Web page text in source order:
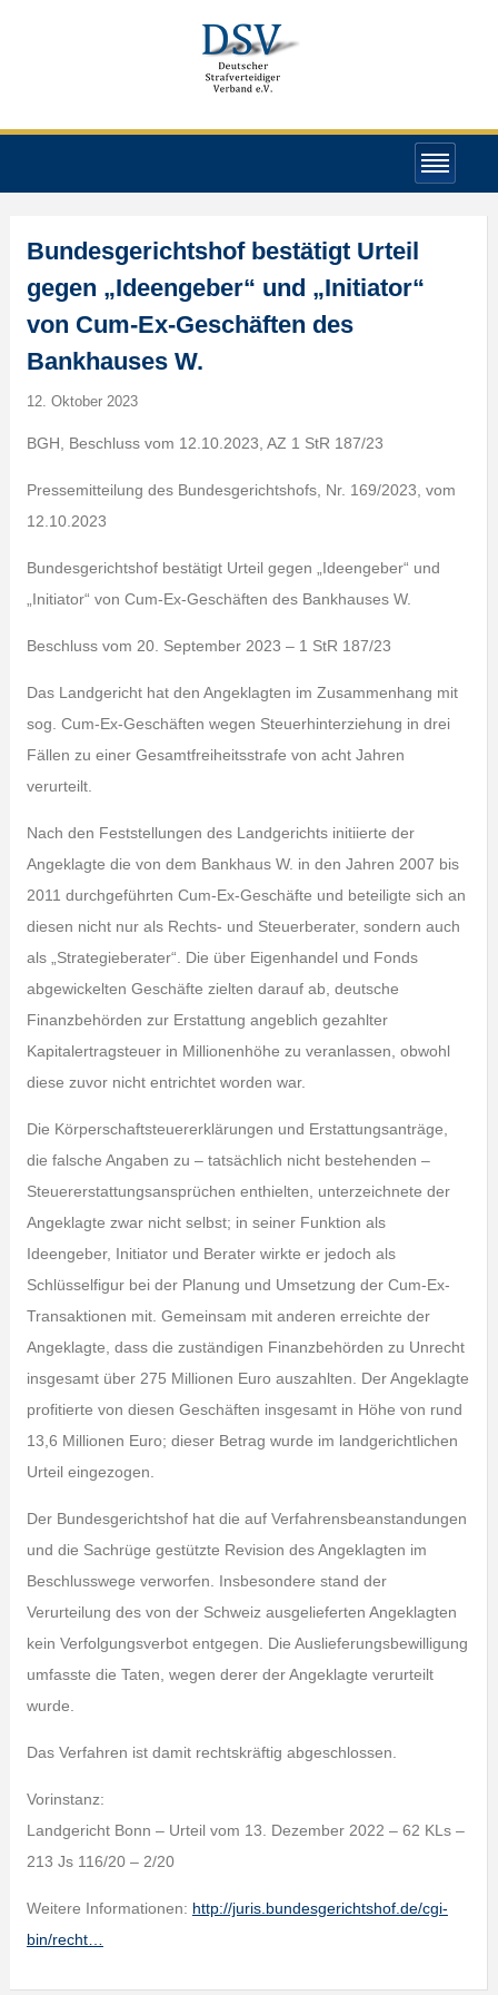
Bundesgerichtshof bestätigt Urteil
gegen „Ideengeber“ und „Initiator“
von Cum-Ex-Geschäften des
Bankhauses W.
12. Oktober 2023
BGH, Beschluss vom 12.10.2023, AZ 1 StR 187/23
Pressemitteilung des Bundesgerichtshofs, Nr. 169/2023, vom
12.10.2023
Bundesgerichtshof bestätigt Urteil gegen „Ideengeber“ und
„Initiator“ von Cum-Ex-Geschäften des Bankhauses W.
Beschluss vom 20. September 2023 – 1 StR 187/23
Das Landgericht hat den Angeklagten im Zusammenhang mit
sog. Cum-Ex-Geschäften wegen Steuerhinterziehung in drei
Fällen zu einer Gesamtfreiheitsstrafe von acht Jahren
verurteilt.
Nach den Feststellungen des Landgerichts initiierte der
Angeklagte die von dem Bankhaus W. in den Jahren 2007 bis
2011 durchgeführten Cum-Ex-Geschäfte und beteiligte sich an
diesen nicht nur als Rechts- und Steuerberater, sondern auch
als „Strategieberater“. Die über Eigenhandel und Fonds
abgewickelten Geschäfte zielten darauf ab, deutsche
Finanzbehörden zur Erstattung angeblich gezahlter
Kapitalertragsteuer in Millionenhöhe zu veranlassen, obwohl
diese zuvor nicht entrichtet worden war.
Die Körperschaftsteuererklärungen und Erstattungsanträge,
die falsche Angaben zu – tatsächlich nicht bestehenden –
Steuererstattungsansprüchen enthielten, unterzeichnete der
Angeklagte zwar nicht selbst; in seiner Funktion als
Ideengeber, Initiator und Berater wirkte er jedoch als
Schlüsselfigur bei der Planung und Umsetzung der Cum-Ex-
Transaktionen mit. Gemeinsam mit anderen erreichte der
Angeklagte, dass die zuständigen Finanzbehörden zu Unrecht
insgesamt über 275 Millionen Euro auszahlten. Der Angeklagte
profitierte von diesen Geschäften insgesamt in Höhe von rund
13,6 Millionen Euro; dieser Betrag wurde im landgerichtlichen
Urteil eingezogen.
Der Bundesgerichtshof hat die auf Verfahrensbeanstandungen
und die Sachrüge gestützte Revision des Angeklagten im
Beschlusswege verworfen. Insbesondere stand der
Verurteilung des von der Schweiz ausgelieferten Angeklagten
kein Verfolgungsverbot entgegen. Die Auslieferungsbewilligung
umfasste die Taten, wegen derer der Angeklagte verurteilt
wurde.
Das Verfahren ist damit rechtskräftig abgeschlossen.
Vorinstanz:
Landgericht Bonn – Urteil vom 13. Dezember 2022 – 62 KLs –
213 Js 116/20 – 2/20
Weitere Informationen: http://juris.bundesgerichtshof.de/cgi-
bin/recht…